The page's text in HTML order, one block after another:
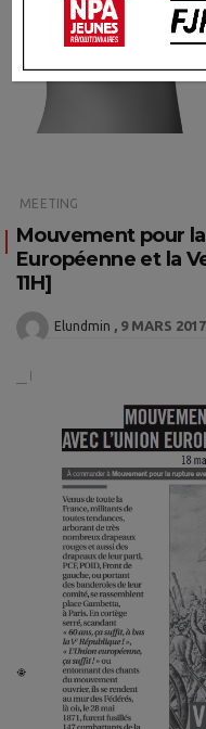
MEETING
Mouvement pour
Européenne et la
11H]
Elundmin 9 MARS 2017